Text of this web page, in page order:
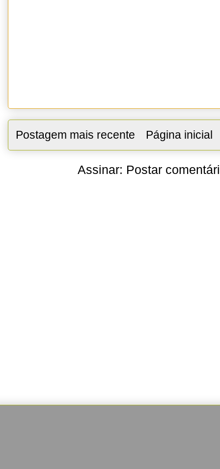
Postagem mais recente Página inicial
Assinar: Postar